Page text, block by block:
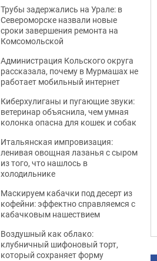
Трубы задержались на Урале: в
Североморске назвали новые
сроки завершения ремонта на
Комсомольской
Администрация Кольского округа
рассказала, почему в Мурмашах не
работает мобильный интернет
Киберхулиганы и пугающие звуки:
ветеринар объяснила, чем умная
колонка опасна для кошек и собак
Итальянская импровизация:
ленивая овощная лазанья с сыром
из того, что нашлось в
холодильнике
Маскируем кабачки под десерт из
кофейни: эффектно справляемся с
кабачковым нашествием
Воздушный как облако:
клубничный шифоновый торт,
который сохраняет форму